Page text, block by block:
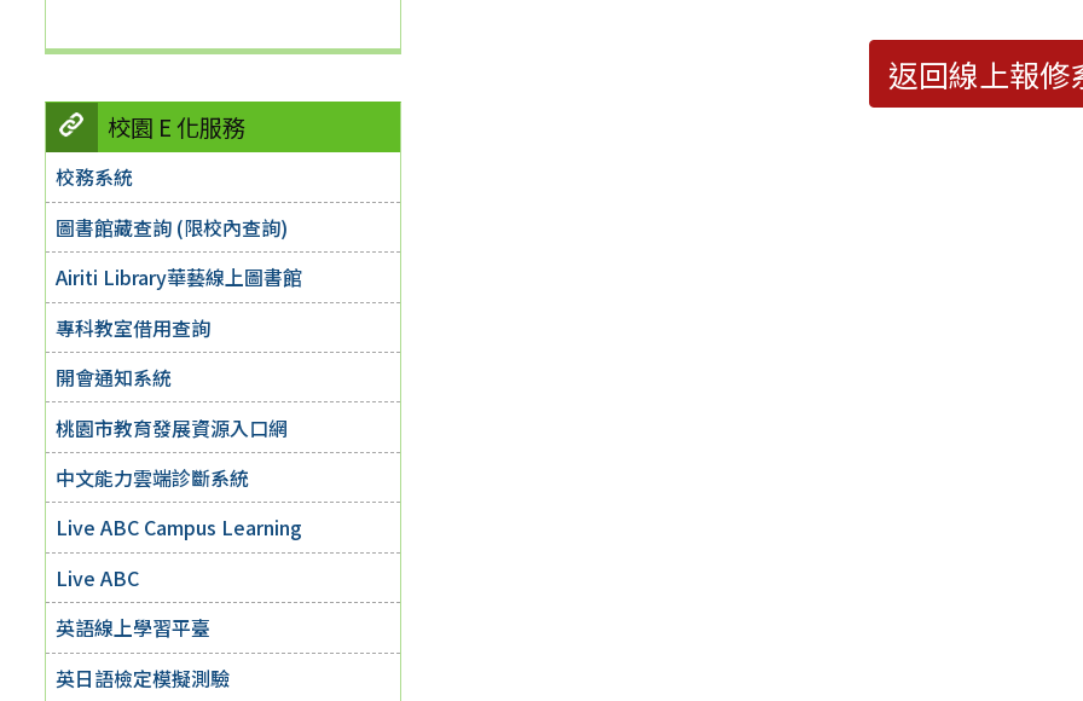
校園 E 化服務
校務系統
圖書館藏查詢 (限校內查詢)
Airiti Library華藝線上圖書館
專科教室借用查詢
開會通知系統
桃園市教育發展資源入口網
中文能力雲端診斷系統
Live ABC Campus Learning
Live ABC
英語線上學習平臺
英日語檢定模擬測驗
返回線上報修